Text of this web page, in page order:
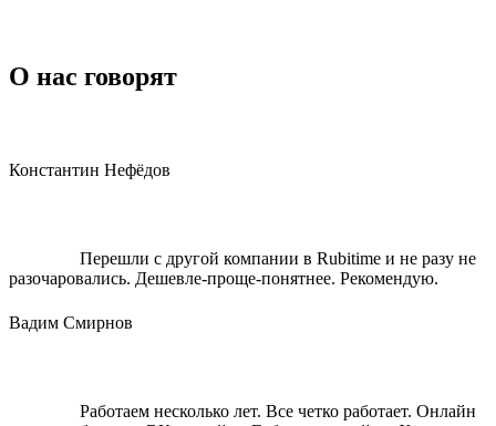
О нас говорят
Константин Нефёдов
Перешли с другой компании в Rubitime и не разу не
разочаровались. Дешевле-проще-понятнее. Рекомендую.
Вадим Смирнов
Работаем несколько лет. Все четко работает. Онлайн